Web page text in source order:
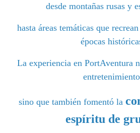
desde montañas rusas y
hasta áreas temáticas que
épocas
La experiencia en PortAventura
sino que también fomentó la
espíritu de